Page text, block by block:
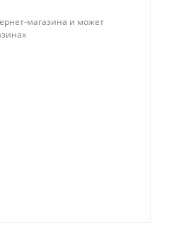
магазина и может